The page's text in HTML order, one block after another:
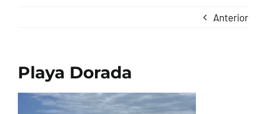
TURISMO
Anterior
Playa Dorada